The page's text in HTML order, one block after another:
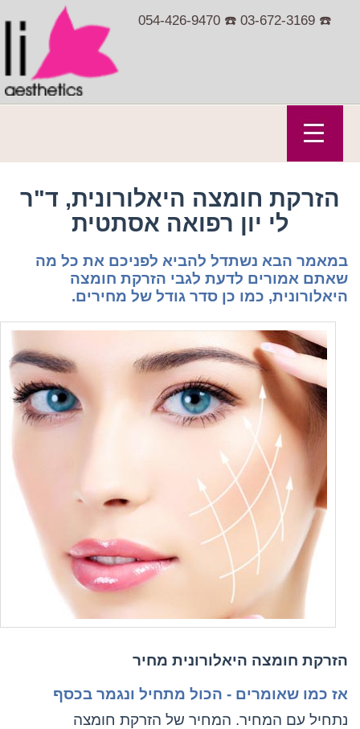
☎️ 03-672-3169
☎️ 054-426-9470
הזרקת חומצה היאלורונית, ד"ר
לי יון רפואה אסתטית
במאמר הבא נשתדל להביא לפניכם את כל מה
שאתם אמורים לדעת לגבי הזרקת חומצה
היאלורונית, כמו כן סדר גודל של מחירים.
הזרקת חומצה היאלורונית מחיר
אז כמו שאומרים - הכול מתחיל ונגמר בכסף
נתחיל עם המחיר. המחיר של הזרקת חומצה